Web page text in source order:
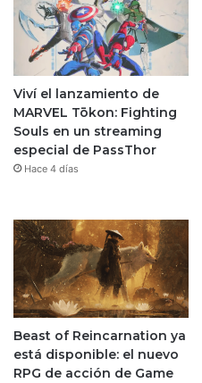
Viví el lanzamiento de
MARVEL Tōkon: Fighting
Souls en un streaming
especial de PassThor
Hace 4 días
Beast of Reincarnation ya
está disponible: el nuevo
RPG de acción de Game